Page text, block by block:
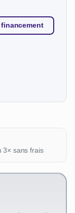
financement
3× sans frais